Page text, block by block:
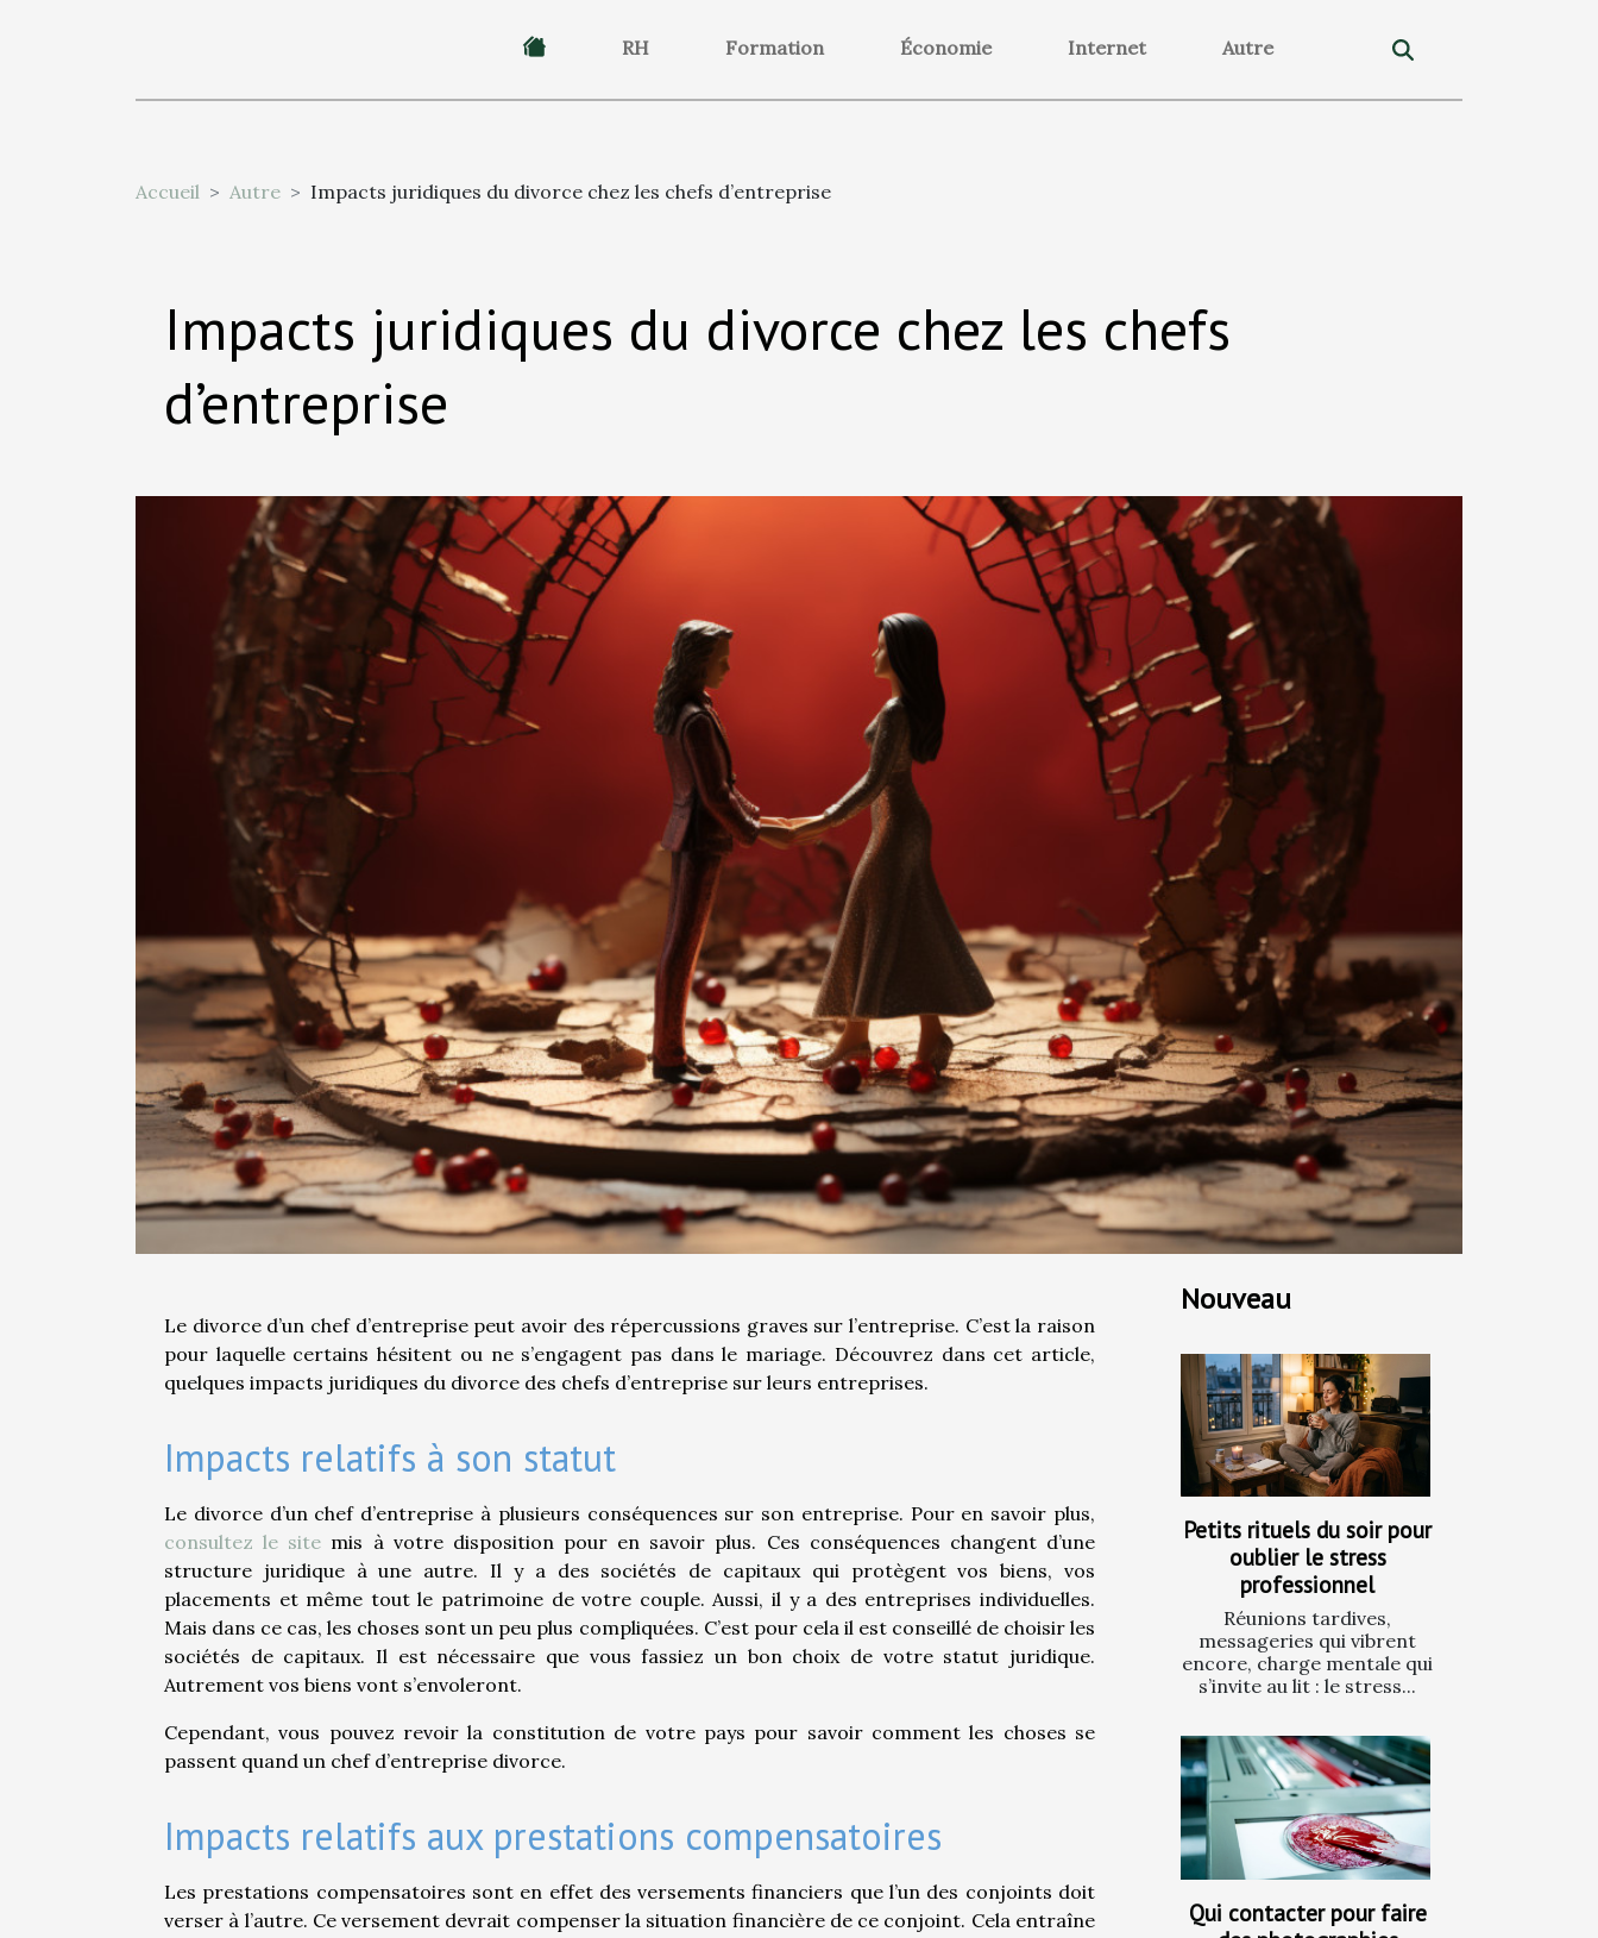
RH Formation Économie Internet Autre
Accueil Autre Impacts juridiques du divorce chez les chefs d’entreprise
Impacts juridiques du divorce chez les chefs
d’entreprise
Le divorce d’un chef d’entreprise peut avoir des répercussions graves sur l’entreprise. C’est la raison
pour laquelle certains hésitent ou ne s’engagent pas dans le mariage. Découvrez dans cet article,
quelques impacts juridiques du divorce des chefs d’entreprise sur leurs entreprises.
Impacts relatifs à son statut
Le divorce d’un chef d’entreprise à plusieurs conséquences sur son entreprise. Pour en savoir plus,
consultez le site mis à votre disposition pour en savoir plus. Ces conséquences changent d’une
structure juridique à une autre. Il y a des sociétés de capitaux qui protègent vos biens, vos
placements et même tout le patrimoine de votre couple. Aussi, il y a des entreprises individuelles.
Mais dans ce cas, les choses sont un peu plus compliquées. C’est pour cela il est conseillé de choisir les
sociétés de capitaux. Il est nécessaire que vous fassiez un bon choix de votre statut juridique.
Autrement vos biens vont s’envoleront.
Cependant, vous pouvez revoir la constitution de votre pays pour savoir comment les choses se
passent quand un chef d’entreprise divorce.
Impacts relatifs aux prestations compensatoires
Les prestations compensatoires sont en effet des versements financiers que l’un des conjoints doit
verser à l’autre. Ce versement devrait compenser la situation financière de ce conjoint. Cela entraîne
Nouveau
Petits rituels du soir pour
oublier le stress
professionnel
Réunions tardives,
messageries qui vibrent
encore, charge mentale qui
s’invite au lit : le stress...
Qui contacter pour faire